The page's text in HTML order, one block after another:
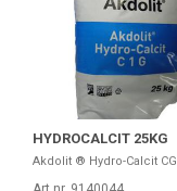
HYDROCALCIT 25KG
Akdolit ® Hydro-Calcit CG